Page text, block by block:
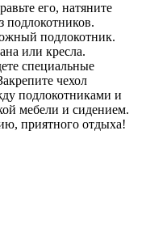
его, натяните
подлокотников.
подлокотник.
или кресла.
специальные
чехол
подлокотниками и
мебели и сидением.
приятного отдыха!